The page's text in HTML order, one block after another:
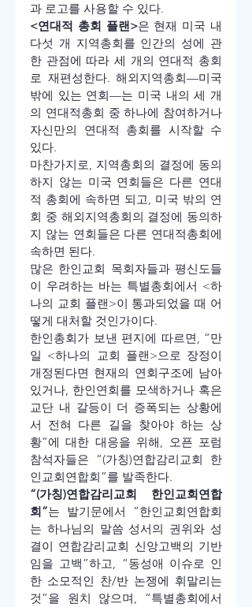
과 로고를 사용할 수 있다.
<연대적 총회 플랜>은 현재 미국 내
다섯 개 지역총회를 인간의 성에 관
한 관점에 따라 세 개의 연대적 총회
로 재편성한다. 해외지역총회—미국
밖에 있는 연회—는 미국 내의 세 개
의 연대적총회 중 하나에 참여하거나
자신만의 연대적 총회를 시작할 수
있다.
마찬가지로, 지역총회의 결정에 동의
하지 않는 미국 연회들은 다른 연대
적 총회에 속하면 되고, 미국 밖의 연
회 중 해외지역총회의 결정에 동의하
지 않는 연회들은 다른 연대적총회에
속하면 된다.
많은 한인교회 목회자들과 평신도들
이 우려하는 바는 특별총회에서 <하
나의 교회 플랜>이 통과되었을 때 어
떻게 대처할 것인가이다.
한인총회가 보낸 편지에 따르면, “만
일 <하나의 교회 플랜>으로 장정이
개정된다면 현재의 연회구조에 남아
있거나, 한인연회를 모색하거나 혹은
교단 내 갈등이 더 증폭되는 상황에
서 전혀 다른 길을 찾아야 하는 상
황”에 대한 대응을 위해, 오픈 포럼
참석자들은 “(가칭)연합감리교회 한
인교회연합회”를 발족한다.
“(가칭)연합감리교회 한인교회연합
회”는 발기문에서 “한인교회연합회
는 하나님의 말씀 성서의 권위와 성
결이 연합감리교회 신앙고백의 기반
임을 고백”하고, “동성애 이슈로 인
한 소모적인 찬/반 논쟁에 휘말리는
것”을 원치 않으며, “특별총회에서